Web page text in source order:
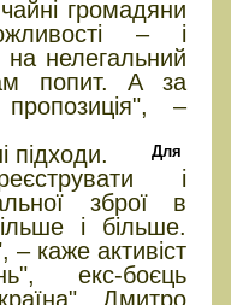
громадяни
– і
нелегальний
попит. А за
пропозиція", –
підходи.
і
зброї в
і більше.
– каже активіст
екс-боєць
Дмитро
Для